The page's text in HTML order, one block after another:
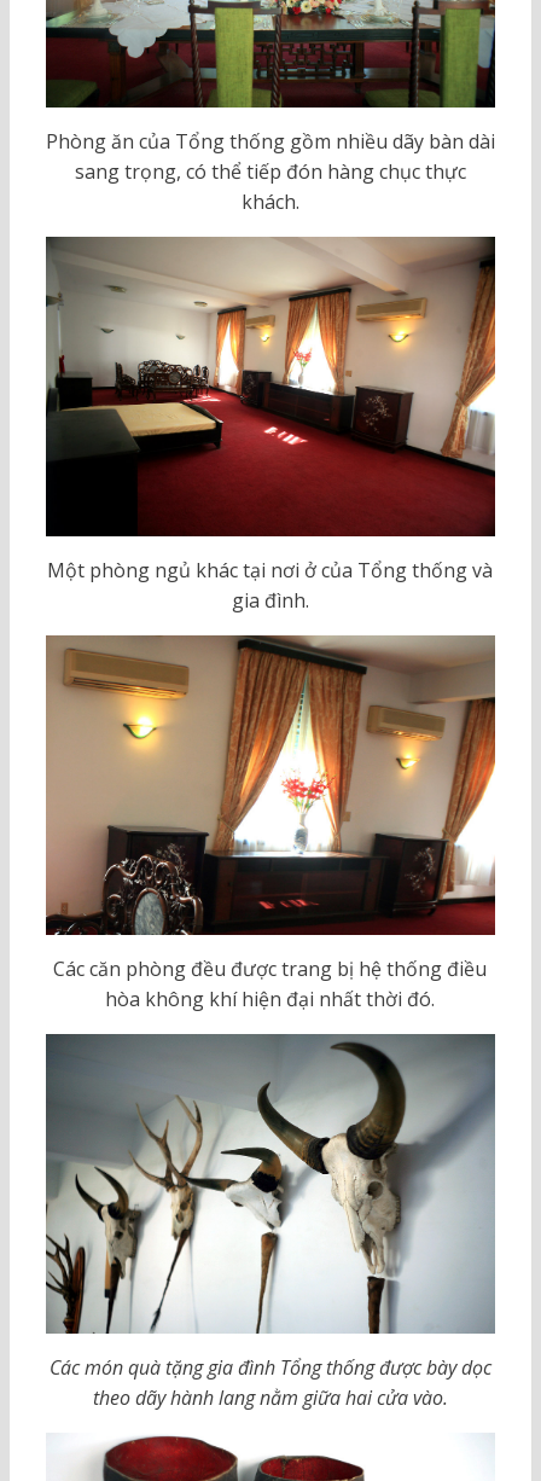
Phòng ăn của Tổng thống gồm nhiều dãy bàn dài
sang trọng, có thể tiếp đón hàng chục thực
khách.
Một phòng ngủ khác tại nơi ở của Tổng thống và
gia đình.
Các căn phòng đều được trang bị hệ thống điều
hòa không khí hiện đại nhất thời đó.
Các món quà tặng gia đình Tổng thống được bày dọc
theo dãy hành lang nằm giữa hai cửa vào.